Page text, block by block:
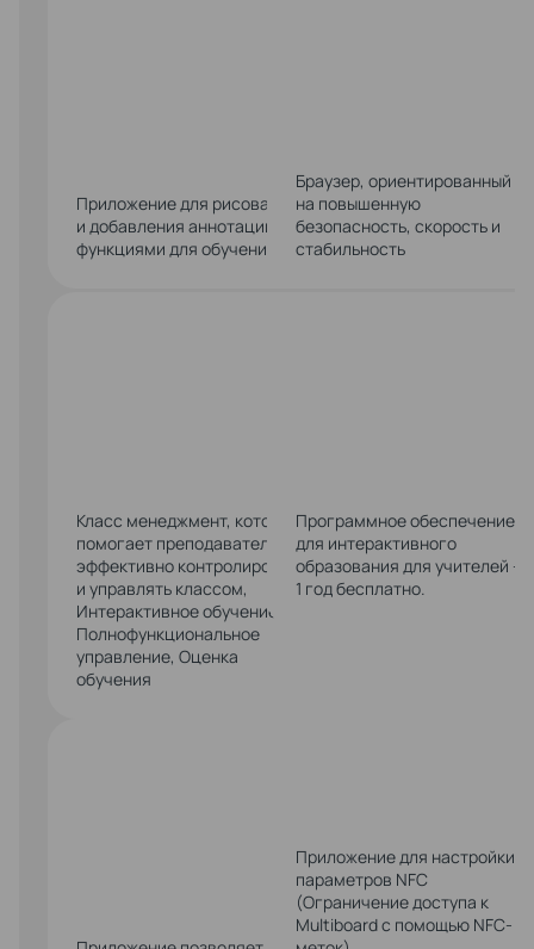
Приложение для рисования
и добавления аннотаций с
функциями для обучения
Браузер, ориентированный
на повышенную
безопасность, скорость и
стабильность
Класс менеджмент, который
помогает преподавателю
эффективно контролировать
и управлять классом,
Интерактивное обучение,
Полнофункциональное
управление, Оценка
обучения
Программное обеспечение
для интерактивного
образования для учителей —
1 год бесплатно.
Приложение для настройки
параметров NFC
(Ограничение доступа к
Multiboard с помощью NFC-